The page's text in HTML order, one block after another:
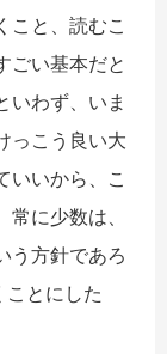
こと、読むこ
ごい基本だと
いわず、いま
っこう良い大
いいから、こ
に少数は、
う方針であろ
とにした